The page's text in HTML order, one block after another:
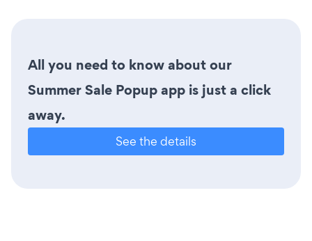
All you need to know about our
Summer Sale Popup app is just a click
away.
See the details